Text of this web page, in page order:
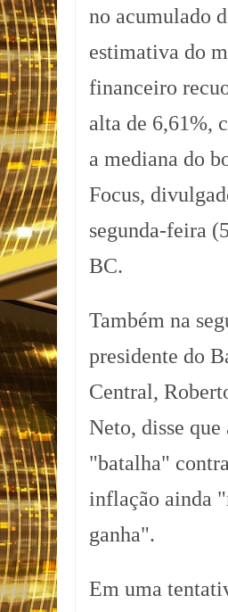
no acumulado
estimativa do
financeiro
alta de 6,61%,
a mediana do
Focus,
segunda-feira
BC.
Também na
presidente do
Central,
Neto, disse que
"batalha"
inflação ainda
ganha".
Em uma